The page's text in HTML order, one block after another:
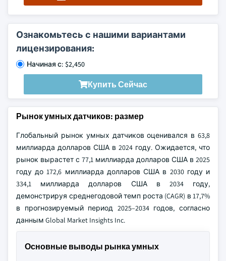
Ознакомьтесь с нашими вариантами
лицензирования:
Начиная с: $2,450
Купить Сейчас
Рынок умных датчиков: размер
Глобальный рынок умных датчиков оценивался в 63,8
миллиарда долларов США в 2024 году. Ожидается, что
рынок вырастет с 77,1 миллиарда долларов США в 2025
году до 172,6 миллиарда долларов США в 2030 году и
334,1 миллиарда долларов США в 2034 году,
демонстрируя среднегодовой темп роста (CAGR) в 17,7%
в прогнозируемый период 2025–2034 годов, согласно
данным Global Market Insights Inc.
Основные выводы рынка умных